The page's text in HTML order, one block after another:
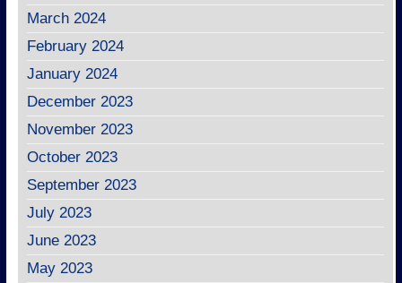
March 2024
February 2024
January 2024
December 2023
November 2023
October 2023
September 2023
July 2023
June 2023
May 2023